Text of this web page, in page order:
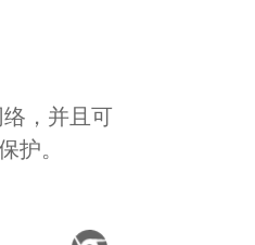
，并且可
护。